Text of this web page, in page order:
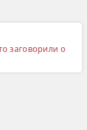
заговорили о